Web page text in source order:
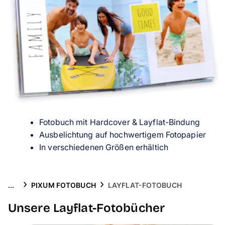
Handyhüllen
Anlässe
Service
Reisekollektion
Fotobuch mit Hardcover & Layflat-Bindung
Ausbelichtung auf hochwertigem Fotopapier
In verschiedenen Größen erhältich
... PIXUM FOTOBUCH LAYFLAT-FOTOBUCH
Unsere Layflat-Fotobücher